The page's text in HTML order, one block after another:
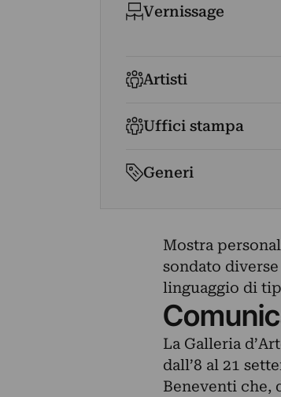
Vernissage
Artisti
Uffici stampa
Generi
Mostra
sondato
linguaggio di
La Galleria
dall’8 al 21
Beneventi che,